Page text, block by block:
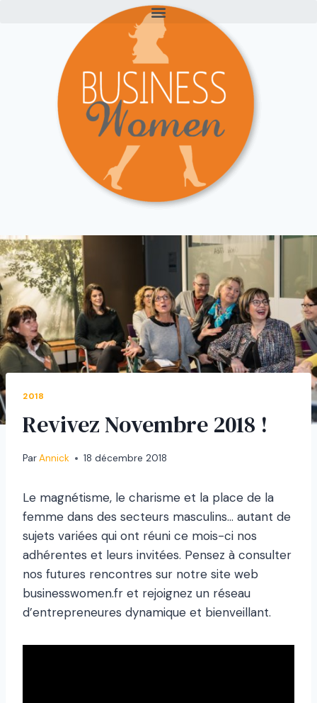
2018
Revivez Novembre 2018 !
ParAnnick 18 décembre 2018
Le magnétisme, le charisme et la place de la
femme dans des secteurs masculins… autant de
sujets variées qui ont réuni ce mois-ci nos
adhérentes et leurs invitées. Pensez à consulter
nos futures rencontres sur notre site web
businesswomen.fr et rejoignez un réseau
d’entrepreneures dynamique et bienveillant.